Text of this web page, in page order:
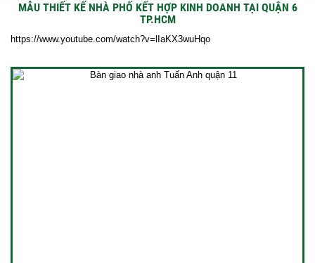
MẪU THIẾT KẾ NHÀ PHỐ KẾT HỢP KINH DOANH TẠI QUẬN 6
TP.HCM
https://www.youtube.com/watch?v=lIaKX3wuHqo